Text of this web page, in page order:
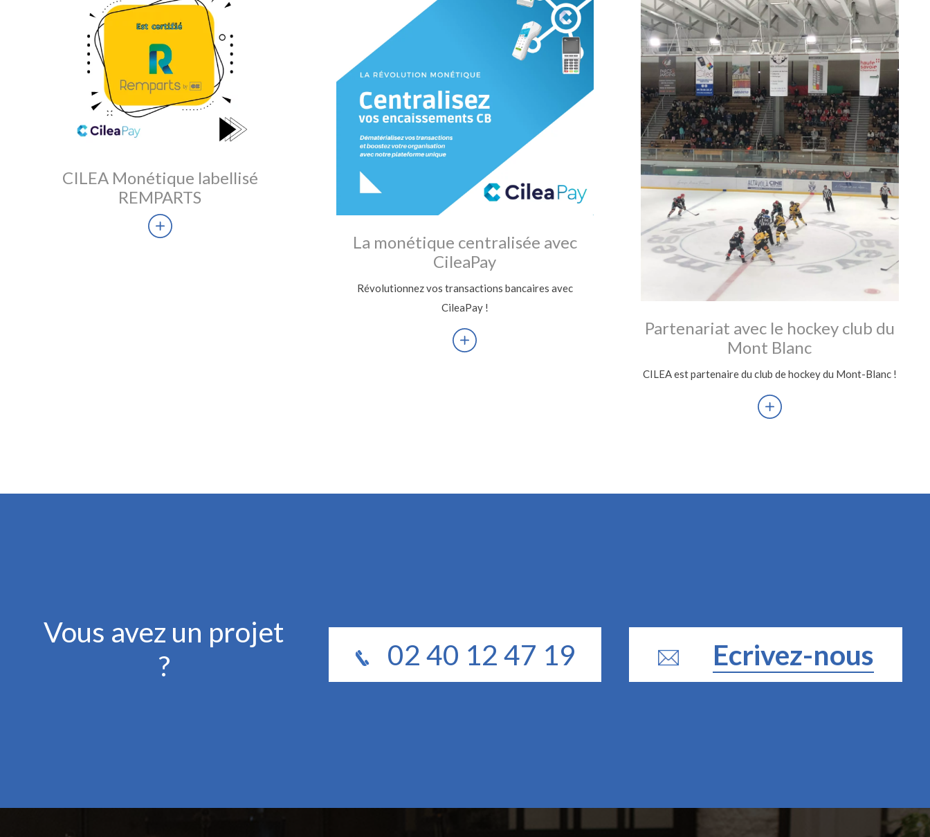
CILEA Monétique labellisé
REMPARTS
La monétique centralisée avec
CileaPay
Révolutionnez vos transactions bancaires avec
CileaPay !
Partenariat avec le hockey club du
Mont Blanc
CILEA est partenaire du club de hockey du Mont-Blanc !
Vous avez un projet
?
02 40 12 47 19 Ecrivez-nous